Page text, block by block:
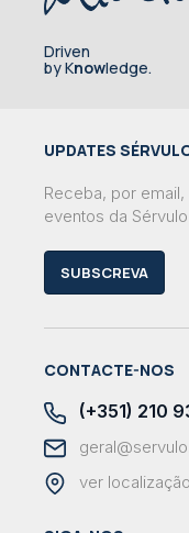
Driven
by Knowledge.
UPDATES
Receba, por
eventos da Sérvulo
SUBSCREVA
CONTACTE-NOS
(+351) 210
ver localização